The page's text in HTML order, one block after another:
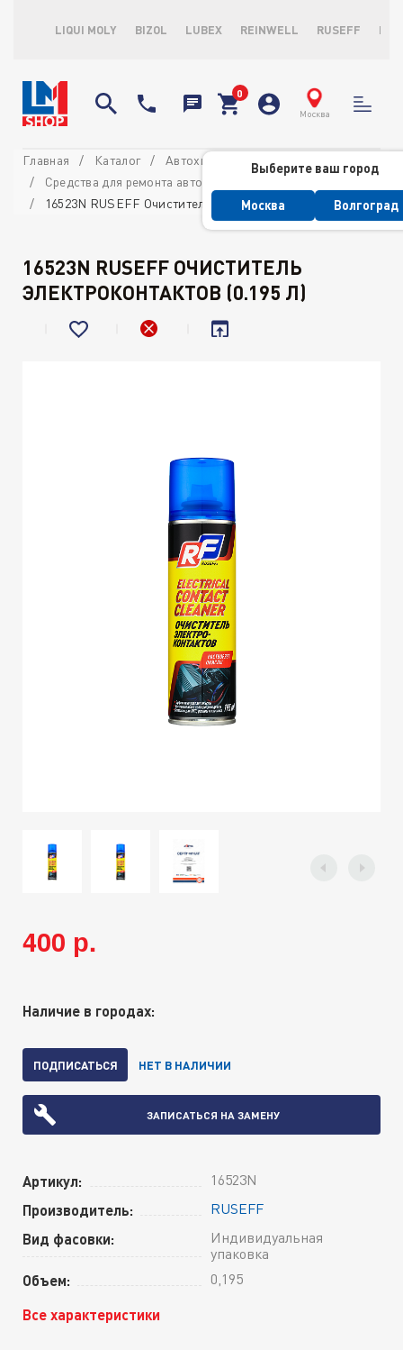
LIQUI MOLY BIZOL LUBEX REINWELL RUSEFF
Москва
Выберите ваш город
Москва Волгоград
Главная Каталог
Автохимия потребительская
Средства для ремонта автомобиля
16523N RUSEFF Очиститель электроконтактов (0.195 л)
16523N RUSEFF ОЧИСТИТЕЛЬ
ЭЛЕКТРОКОНТАКТОВ (0.195 Л)
400 р.
Наличие в городах:
ПОДПИСАТЬСЯ НЕТ В НАЛИЧИИ
ЗАПИСАТЬСЯ НА ЗАМЕНУ
Артикул: 16523N
Производитель: RUSEFF
Вид фасовки:
Индивидуальная
упаковка
Объем: 0,195
Все характеристики